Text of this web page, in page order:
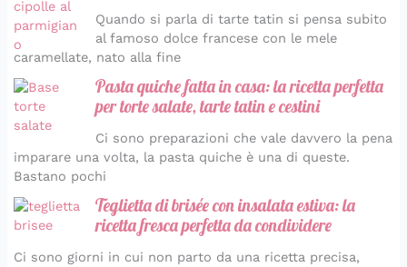
Quando si parla di tarte tatin si pensa subito
al famoso dolce francese con le mele
caramellate, nato alla fine
Pasta quiche fatta in casa: la ricetta perfetta
per torte salate, tarte tatin e cestini
Ci sono preparazioni che vale davvero la pena
imparare una volta, la pasta quiche è una di queste.
Bastano pochi
Teglietta di brisée con insalata estiva: la
ricetta fresca perfetta da condividere
Ci sono giorni in cui non parto da una ricetta precisa,